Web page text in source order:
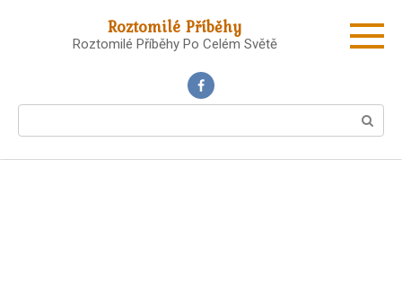
Roztomilé Příběhy
Roztomilé Příběhy Po Celém Světě